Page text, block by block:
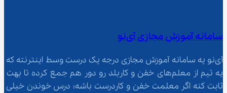
سامانه آموزش مجازی آی‌نو
آی‌نو یه سامانه آموزش مجازی درجه یک درست وسط اینترنته که
یه تیم از معلم‌‌های خفن و کاربلد رو دور هم جمع کرده تا بهت
ثابت کنه اگر معلمت خفن و کاردرست باشه؛ درس خوندن خیلی